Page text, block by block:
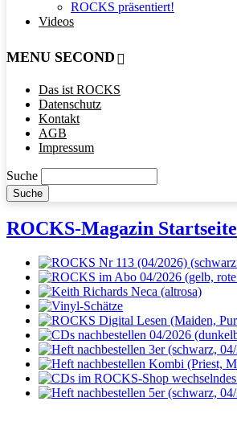
ROCKS präsentiert!
Videos
MENU SECOND
Das ist ROCKS
Datenschutz
Kontakt
AGB
Impressum
Suche
ROCKS-Magazin Startseite